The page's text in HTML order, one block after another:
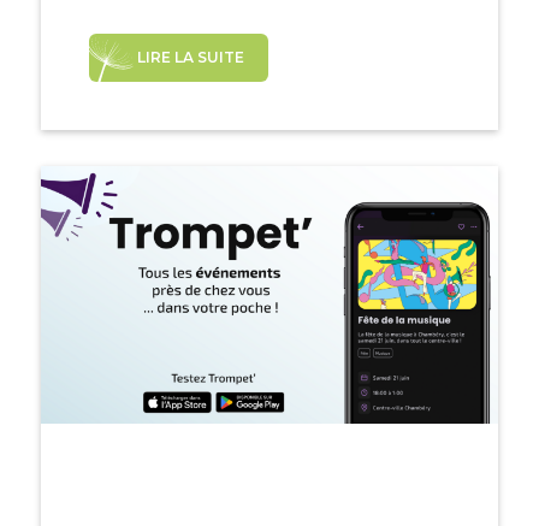
LIRE LA SUITE